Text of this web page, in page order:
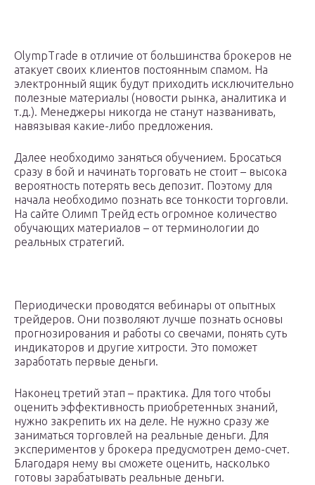
OlympTrade в отличие от большинства брокеров не
атакует своих клиентов постоянным спамом. На
электронный ящик будут приходить исключительно
полезные материалы (новости рынка, аналитика и
т.д.). Менеджеры никогда не станут названивать,
навязывая какие-либо предложения.
Далее необходимо заняться обучением. Бросаться
сразу в бой и начинать торговать не стоит – высока
вероятность потерять весь депозит. Поэтому для
начала необходимо познать все тонкости торговли.
На сайте Олимп Трейд есть огромное количество
обучающих материалов – от терминологии до
реальных стратегий.
Периодически проводятся вебинары от опытных
трейдеров. Они позволяют лучше познать основы
прогнозирования и работы со свечами, понять суть
индикаторов и другие хитрости. Это поможет
заработать первые деньги.
Наконец третий этап – практика. Для того чтобы
оценить эффективность приобретенных знаний,
нужно закрепить их на деле. Не нужно сразу же
заниматься торговлей на реальные деньги. Для
экспериментов у брокера предусмотрен демо-счет.
Благодаря нему вы сможете оценить, насколько
готовы зарабатывать реальные деньги.